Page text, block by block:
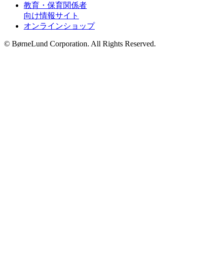
教育・保育関係者
向け情報サイト
オンラインショップ
© BørneLund Corporation. All Rights Reserved.